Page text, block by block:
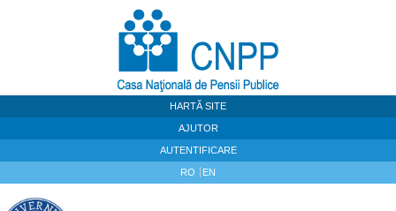
HARTĂ SITE
AJUTOR
AUTENTIFICARE
RO EN